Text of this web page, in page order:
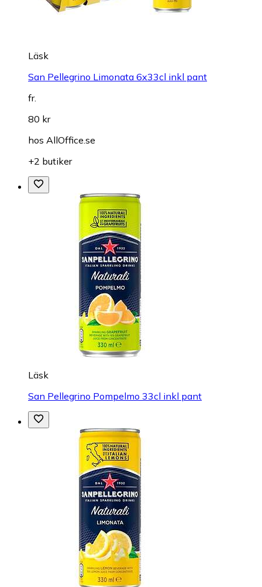
Läsk
San Pellegrino Limonata 6x33cl inkl pant
fr.
80 kr
hos AllOffice.se
+2 butiker
Läsk
San Pellegrino Pompelmo 33cl inkl pant